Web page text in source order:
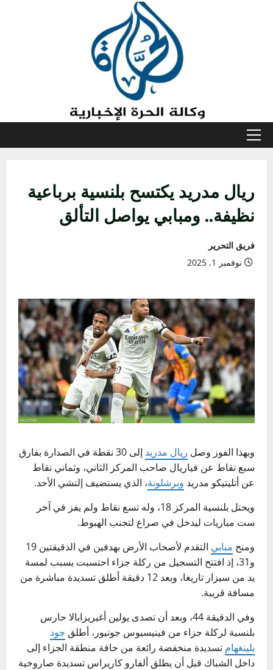
القائمة
ريال مدريد يكتسح بلنسية برباعية
نظيفة.. ومبابي يواصل التألق
فريق التحرير
نوفمبر 1, 2025
وبهذا الفوز وصل ريال مدريد
إلى 30 نقطة في الصدارة بفارق
سبع نقاط عن فياريال صاحب المركز الثاني، وثماني نقاط
عن أتليتيكو مدريد وبرشلونة، الذي يستضيف إلتشي الأحد.
ويحتل بلنسية المركز 18، وله تسع نقاط ولم يفز في آخر
ست مباريات ليدخل في صراع لتجنب الهبوط.
ومنح مبابي
التقدم لأصحاب الأرض بهدفين في الدقيقتين 19
و31، إذ افتتح التسجيل من ركلة جزاء احتسبت بسبب لمسة
يد من سيزار تاريغا، وبعد 12 دقيقة أطلق تسديدة مباشرة من
مسافة قريبة.
وفي الدقيقة 44، وبعد أن تصدى يولين أغيريزابالا حارس
بلنسية لركلة جزاء من فينيسيوس جونيور، أطلق جود
بلينغهام تسديدة منخفضة رائعة من حافة منطقة الجزاء إلى
داخل الشباك قبل أن يطلق ألفارو كاريراس تسديدة صاروخية